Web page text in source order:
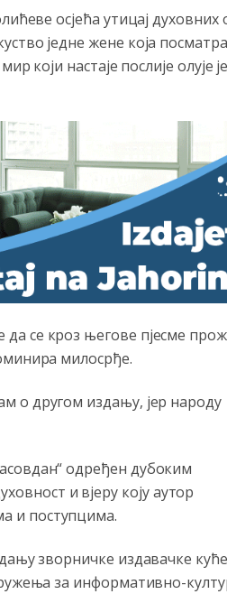
осјећа утицај духовних
једне жене која посматра
који настаје послије олује је
се кроз његове пјесме
милосрђе.
о другом издању, јер народу
одређен дубоким
и вјеру коју аутор
и поступцима.
зворничке издавачке
за информативно-